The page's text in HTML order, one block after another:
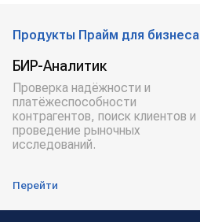
Продукты Прайм для бизнеса
БИР-Аналитик
Проверка надёжности и
платёжеспособности
контрагентов, поиск клиентов и
проведение рыночных
исследований.
Перейти